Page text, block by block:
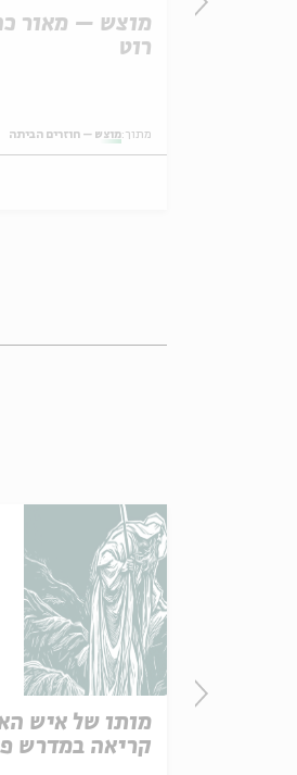
מוצש – מאור
רוט
מתוך:מוצש – חוזרים הביתה
מותו של איש
קריאה במדרש